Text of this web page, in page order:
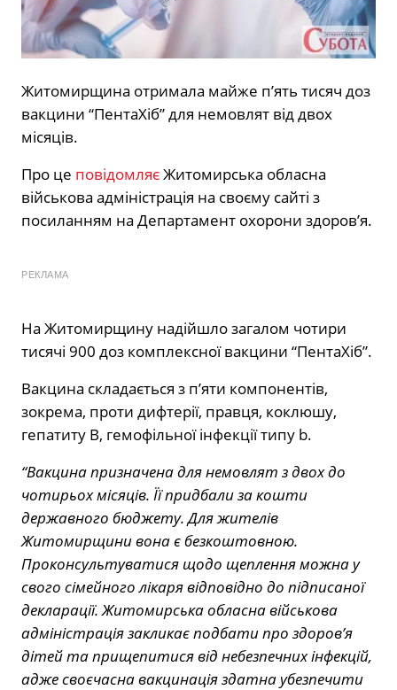
Житомирщина отримала майже п’ять тисяч доз
вакцини “ПентаХіб” для немовлят від двох
місяців.
Про це повідомляєЖитомирська обласна
військова адміністрація на своєму сайті з
посиланням на Департамент охорони здоров’я.
РЕКЛАМА
На Житомирщину надійшло загалом чотири
тисячі 900 доз комплексної вакцини “ПентаХіб”.
Вакцина складається з п’яти компонентів,
зокрема, проти дифтерії, правця, коклюшу,
гепатиту B, гемофільної інфекції типу b.
“Вакцина призначена для немовлят з двох до
чотирьох місяців. Її придбали за кошти
державного бюджету. Для жителів
Житомирщини вона є безкоштовною.
Проконсультуватися щодо щеплення можна у
свого сімейного лікаря відповідно до підписаної
декларації. Житомирська обласна військова
адміністраціязакликає подбати про здоров’я
дітей та прищепитися від небезпечних інфекцій,
адже своєчасна вакцинація здатна убезпечити